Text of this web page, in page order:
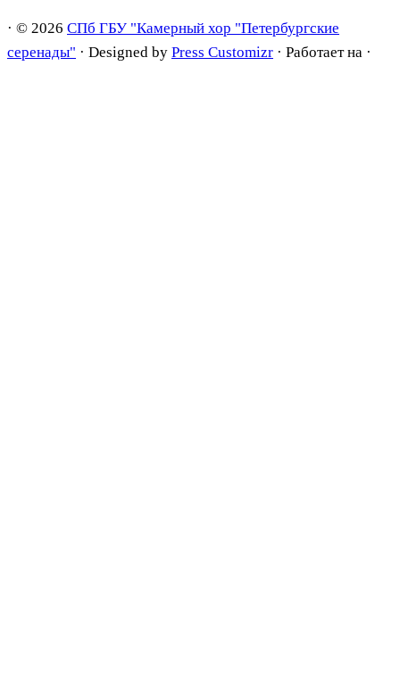
· © 2026 СПб ГБУ "Камерный хор "Петербургские
серенады" · Designed by Press Customizr · Работает на ·